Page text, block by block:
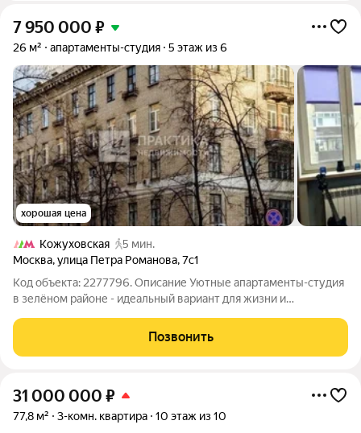
7 950 000 ₽
26 м² апартаменты-студия 5 этаж из 6
хорошая цена
Кожуховская
5 мин.
Москва,улица Петра Романова,7с1
Код объекта: 2277796. Описание Уютные апартаменты-студия
в зелёном районе - идеальный вариант для жизни и
живописном уголке - без лишних хлопот и с перспективой
дохода? Представляем вам
Позвонить
31 000 000 ₽
77,8 м² 3-комн. квартира 10 этаж из 10